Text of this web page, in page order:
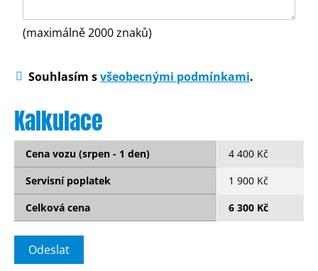
(maximálně 2000 znaků)
Souhlasím svšeobecnými podmínkami.
Kalkulace
Cena vozu (srpen - 1 den)
4 400 Kč
Servisní poplatek
1 900 Kč
Celková cena
6 300 Kč